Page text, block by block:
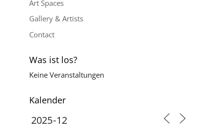
Art Spaces
Gallery & Artists
Contact
Was ist los?
Keine Veranstaltungen
Kalender